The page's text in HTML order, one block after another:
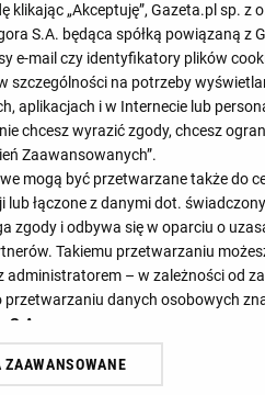
SKŁADY
klikając „Akceptuję”, Gazeta.pl sp. z
S.A. będąca spółką powiązaną
e-mail czy identyfikatory plików
szczególności na potrzeby
aplikacjach i w Internecie lub
chcesz wyrazić zgody, chcesz
Zaawansowanych”.
mogą być przetwarzane także do
lub łączone z danymi dot.
zgody i odbywa się w oparciu o
Takiemu przetwarzaniu
administratorem – w zależności od
przetwarzaniu danych osobowych
S.A.
wyrażasz też zgodę na